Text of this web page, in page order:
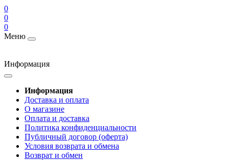
0
0
0
Меню
Информация
Информация
Доставка и оплата
О магазине
Оплата и доставка
Политика конфиденциальности
Публичный договор (оферта)
Условия возврата и обмена
Возврат и обмен